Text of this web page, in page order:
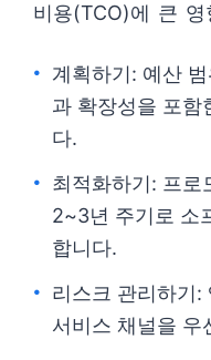
비용(TCO)에 큰 영
계획하기: 예산
과 확장성을 포함
다.
최적화하기: 프로
2~3년 주기로 소
합니다.
리스크 관리하기:
서비스 채널을 우